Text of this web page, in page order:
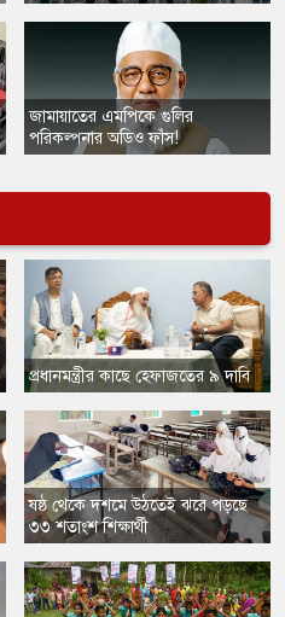
জামায়াতের এমপিকে গুলির
পরিকল্পনার অডিও ফাঁস!
প্রধানমন্ত্রীর কাছে হেফাজতের ৯ দাবি
ষষ্ঠ থেকে দশমে উঠতেই ঝরে পড়ছে
৩৩ শতাংশ শিক্ষার্থী